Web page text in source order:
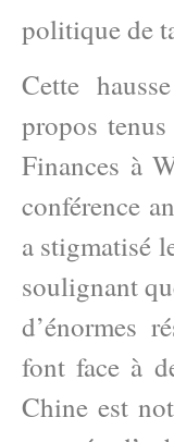
politique de
Cette
propos
Finances à
conférence
a stigmatisé
soulignant
d’énormes
font face à
Chine est